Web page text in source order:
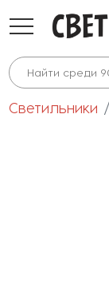
Светильники